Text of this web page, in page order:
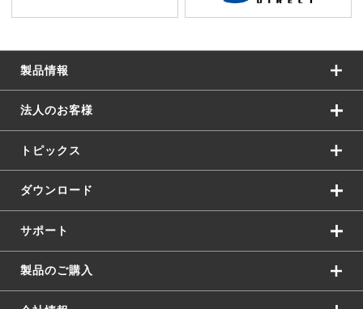
製品情報
法人のお客様
トピックス
ダウンロード
サポート
製品のご購入